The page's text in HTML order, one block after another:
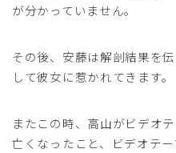
が分かっていません。
その後、安藤は解剖結果を
して彼女に惹かれてきます。
またこの時、高山がビデオ
亡くなったこと、ビデオテ